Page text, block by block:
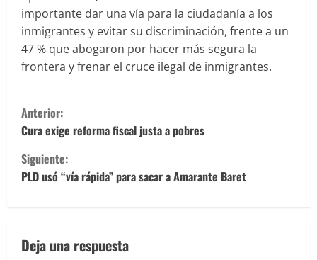
importante dar una vía para la ciudadanía a los
inmigrantes y evitar su discriminación, frente a un
47 % que abogaron por hacer más segura la
frontera y frenar el cruce ilegal de inmigrantes.
S
i
g
Anterior:
Cura exige reforma fiscal justa a pobres
Siguiente:
PLD usó “vía rápida” para sacar a Amarante Baret
Deja una respuesta